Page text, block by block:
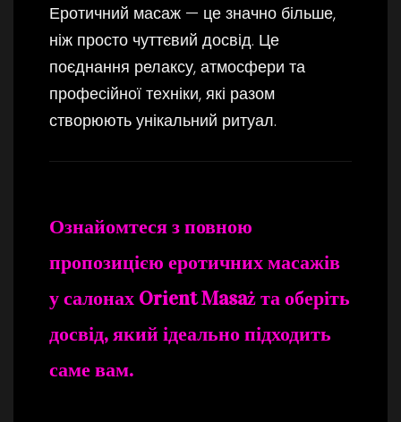
Еротичний масаж — це значно більше,
ніж просто чуттєвий досвід. Це
поєднання релаксу, атмосфери та
професійної техніки, які разом
створюють унікальний ритуал.
Ознайомтеся з повною
пропозицією еротичних масажів
у салонах Orient Masaż та оберіть
досвід, який ідеально підходить
саме вам.